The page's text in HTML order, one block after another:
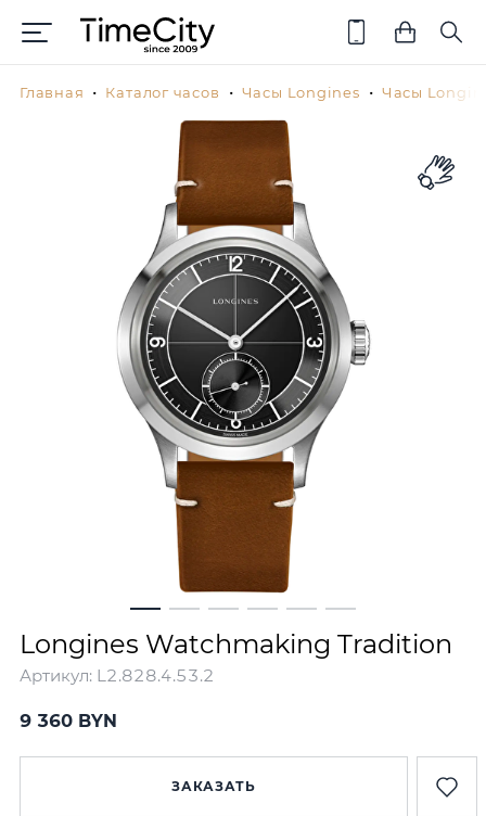
Главная Каталог часов Часы Longines Часы
Longines Watchmaking Tradition
Артикул: L2.828.4.53.2
9 360 BYN
ЗАКАЗАТЬ